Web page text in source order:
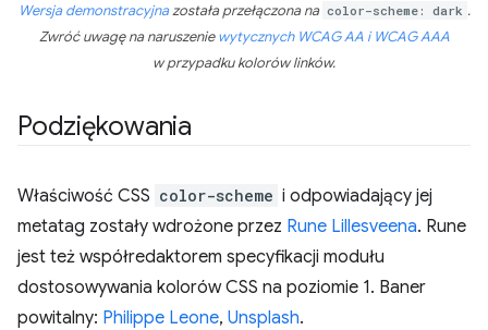
Wersja demonstracyjnazostała przełączona na color-scheme: dark .
Zwróć uwagę na naruszeniewytycznych WCAG AA i WCAG AAA
w przypadku kolorów linków.
Podziękowania
Właściwość CSS color-scheme i odpowiadający jej
metatag zostały wdrożone przez Rune Lillesveena. Rune
jest też współredaktorem specyfikacji modułu
dostosowywania kolorów CSS na poziomie 1. Baner
powitalny: Philippe Leone, Unsplash.